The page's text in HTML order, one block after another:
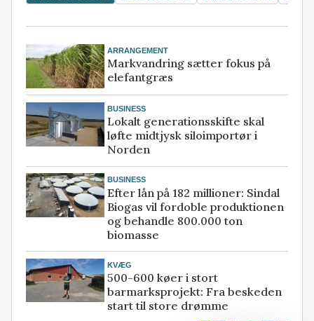
ARRANGEMENT
Markvandring sætter fokus på
elefantgræs
BUSINESS
Lokalt generationsskifte skal
løfte midtjysk siloimportør i
Norden
BUSINESS
Efter lån på 182 millioner: Sindal
Biogas vil fordoble produktionen
og behandle 800.000 ton
biomasse
KVÆG
500-600 køer i stort
barmarksprojekt: Fra beskeden
start til store drømme